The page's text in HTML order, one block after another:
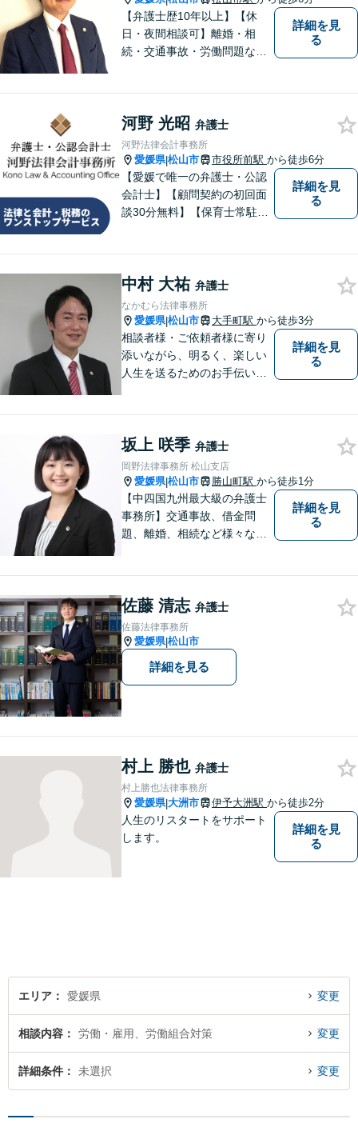
【弁護士歴10年以上】【休
日・夜間相談可】離婚・相
続・交通事故・労働問題など
指します【オンライン相談
可】【松山市駅徒歩8分】
詳細を見
る
河野 光昭 弁護士
河野法律会計事務所
愛媛県|松山市 市役所前駅 から徒歩6分
【愛媛で唯一の弁護士・公認
会計士】【顧問契約の初回面
談30分無料】【保育士常駐】
せください。
詳細を見
る
中村 大祐 弁護士
なかむら法律事務所
愛媛県|松山市 大手町駅 から徒歩3分
相談者様・ご依頼者様に寄り
添いながら、明るく、楽しい
人生を送るためのお手伝いを
詳細を見
る
坂上 咲季 弁護士
岡野法律事務所 松山支店
愛媛県|松山市 勝山町駅 から徒歩1分
【中四国九州最大級の弁護士
事務所】交通事故、借金問
題、離婚、相続など様々な問
い！
詳細を見
る
佐藤 清志 弁護士
佐藤法律事務所
愛媛県|松山市
詳細を見る
村上 勝也 弁護士
村上勝也法律事務所
愛媛県|大洲市 伊予大洲駅 から徒歩2分
人生のリスタートをサポート
します。
詳細を見
る
エリア 愛媛県 変更
相談内容 労働・雇用、労働組合対策 変更
詳細条件 未選択 変更